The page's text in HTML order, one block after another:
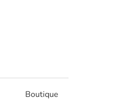
Boutique